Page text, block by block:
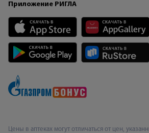
Приложение РИГЛА
Цены в аптеках могут отличаться от цен,